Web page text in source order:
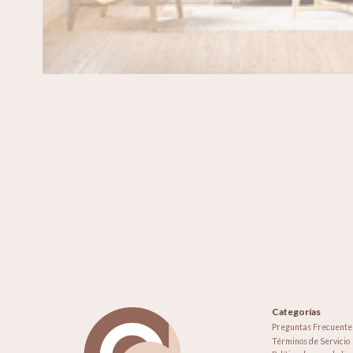
Categorías
Preguntas
Términos de Servicio